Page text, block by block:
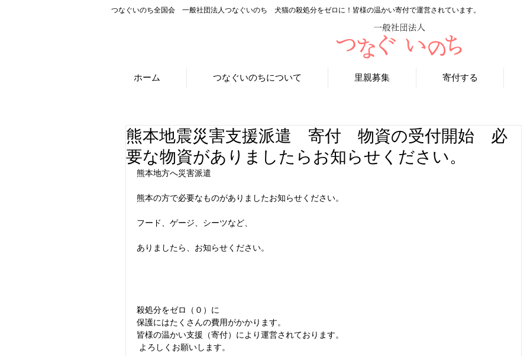
つなぐいのち全国会 一般社団法人つなぐいのち 犬猫の殺処分をゼロに！皆様の温かい寄付で運営されています。
ホーム つなぐいのちについて 里親募集 寄付する
熊本地震災害支援派遣 寄付 物資の受付開始 必
要な物資がありましたらお知らせください。
熊本地方へ災害派遣
熊本の方で必要なものがありましたお知らせください。
フード、ゲージ、シーツなど、
ありましたら、お知らせください。
殺処分をゼロ（０）に
保護にはたくさんの費用がかかります。
皆様の温かい支援（寄付）により運営されております。
よろしくお願いします。